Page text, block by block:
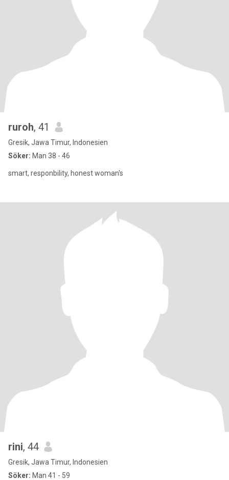
ruroh, 41
Gresik, Jawa Timur, Indonesien
Söker: Man 38 - 46
smart, responbility, honest woman's
rini, 44
Gresik, Jawa Timur, Indonesien
Söker: Man 41 - 59